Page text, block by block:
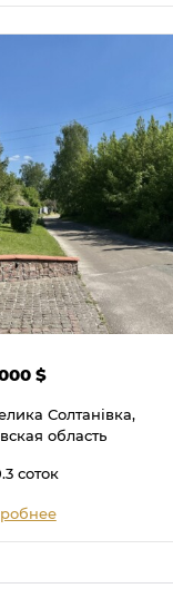
$
Солтанівка,
область
соток